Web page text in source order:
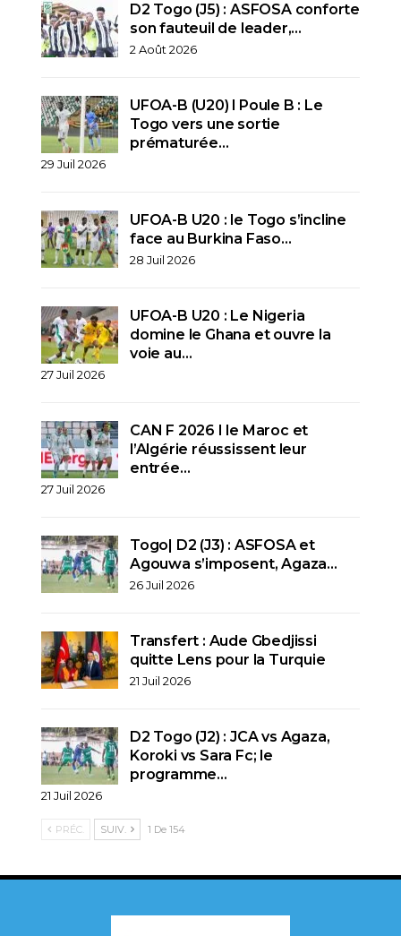
D2 Togo (J5) : ASFOSA conforte
son fauteuil de leader,…
2 Août 2026
UFOA-B (U20) l Poule B : Le
Togo vers une sortie
prématurée…
29 Juil 2026
UFOA-B U20 : le Togo s’incline
face au Burkina Faso…
28 Juil 2026
UFOA-B U20 : Le Nigeria
domine le Ghana et ouvre la
voie au…
27 Juil 2026
CAN F 2026 I le Maroc et
l’Algérie réussissent leur
entrée…
27 Juil 2026
Togo| D2 (J3) : ASFOSA et
Agouwa s’imposent, Agaza…
26 Juil 2026
Transfert : Aude Gbedjissi
quitte Lens pour la Turquie
21 Juil 2026
D2 Togo (J2) : JCA vs Agaza,
Koroki vs Sara Fc; le
programme…
21 Juil 2026
PRÉC. SUIV. 1 De 154